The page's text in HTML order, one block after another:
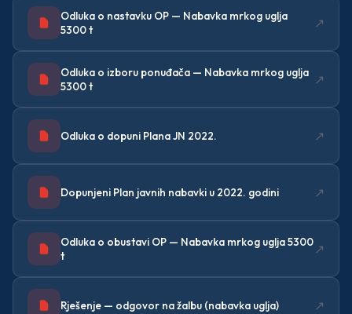
Odluka o nastavku OP — Nabavka mrkog uglja
5300 t
↗
Odluka o izboru ponuđača — Nabavka mrkog uglja
5300 t
↗
Odluka o dopuni Plana JN 2022. ↗
Dopunjeni Plan javnih nabavki u 2022. godini ↗
Odluka o obustavi OP — Nabavka mrkog uglja 5300
t
↗
Rješenje — odgovor na žalbu (nabavka uglja) ↗